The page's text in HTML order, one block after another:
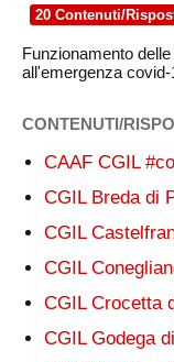
Funzionamento
all'emergenza covid-
CONTENUTI/
CAAF CGIL
CGIL Breda di
CGIL
CGIL
CGIL Crocetta
CGIL Godega